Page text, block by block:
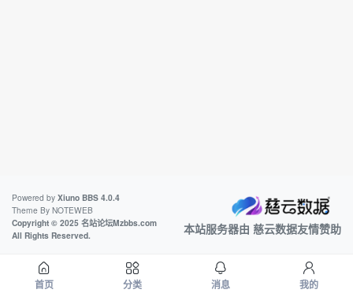
Powered by Xiuno BBS 4.0.4
Theme By NOTEWEB
Copyright © 2025 名站论坛Mzbbs.com
All Rights Reserved.
本站服务器由 慈云数据友情赞助
首页 分类 消息 我的